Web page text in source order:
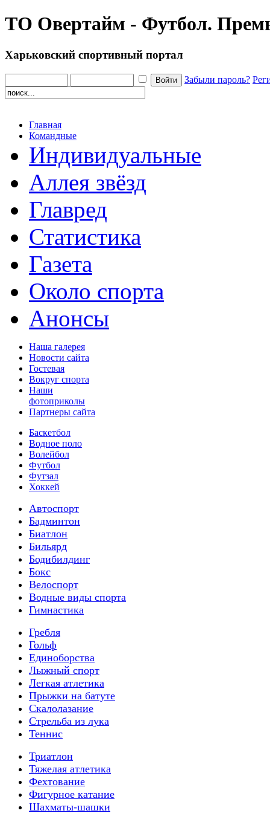
ТО Овертайм - Футбол.
Харьковский спортивный портал
Забыли пароль?
Главная
Командные
Индивидуальные
Аллея звёзд
Главред
Статистика
Газета
Около спорта
Анонсы
Наша галерея
Новости сайта
Гостевая
Вокруг спорта
Наши
фотоприколы
Партнеры сайта
Баскетбол
Водное поло
Волейбол
Футбол
Футзал
Хоккей
Автоспорт
Бадминтон
Биатлон
Бильярд
Бодибилдинг
Бокс
Велоспорт
Водные виды спорта
Гимнастика
Гребля
Гольф
Единоборства
Лыжный спорт
Легкая атлетика
Прыжки на батуте
Скалолазание
Стрельба из лука
Теннис
Триатлон
Тяжелая атлетика
Фехтование
Фигурное катание
Шахматы-шашки